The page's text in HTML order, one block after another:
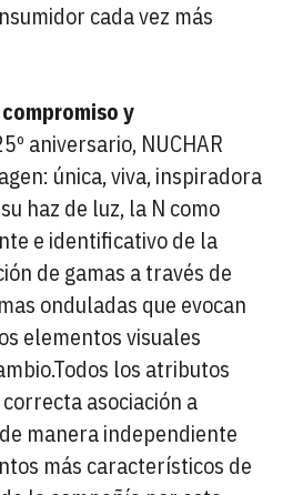
cada vez más
y
aniversario, NUCHAR
única, viva, inspiradora
haz de luz, la N como
e identificativo de la
de gamas a través de
onduladas que evocan
elementos visuales
Todos los atributos
asociación a
manera independiente
más característicos de